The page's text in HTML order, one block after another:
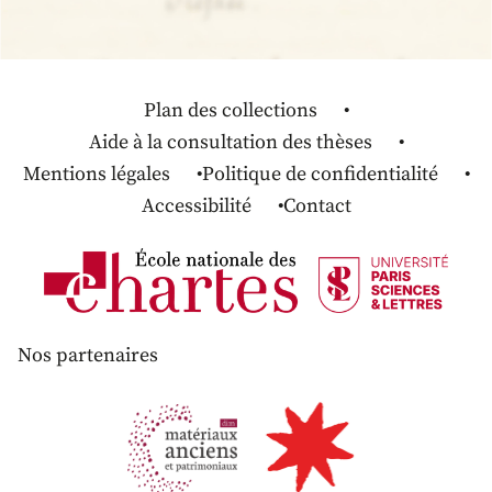
Plan des collections
Aide à la consultation des thèses
Mentions légales
Politique de confidentialité
Accessibilité
Contact
Nos partenaires